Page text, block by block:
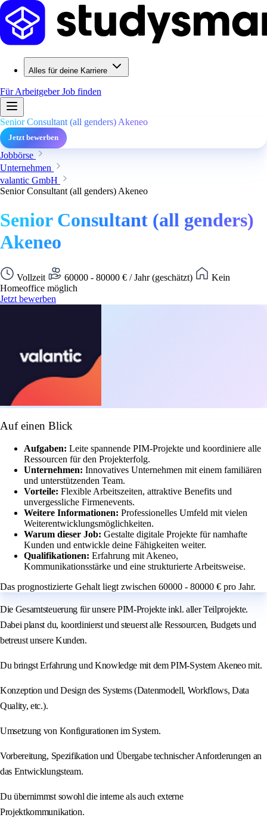
Alles für deine Karriere
Für ArbeitgeberJob finden
Senior Consultant (all genders) Akeneo
Jetzt bewerben
Jobbörse
Unternehmen
valantic GmbH
Senior Consultant (all genders) Akeneo
Senior Consultant (all genders)
Akeneo
Vollzeit 60000 - 80000 € / Jahr (geschätzt)
Kein
Homeoffice möglich
Jetzt bewerben
Auf einen Blick
Aufgaben: Leite spannende PIM-Projekte und koordiniere alle
Ressourcen für den Projekterfolg.
Unternehmen: Innovatives Unternehmen mit einem familiären
und unterstützenden Team.
Vorteile: Flexible Arbeitszeiten, attraktive Benefits und
unvergessliche Firmenevents.
Weitere Informationen: Professionelles Umfeld mit vielen
Weiterentwicklungsmöglichkeiten.
Warum dieser Job: Gestalte digitale Projekte für namhafte
Kunden und entwickle deine Fähigkeiten weiter.
Qualifikationen: Erfahrung mit Akeneo,
Kommunikationsstärke und eine strukturierte Arbeitsweise.
Das prognostizierte Gehalt liegt zwischen 60000 - 80000 € pro Jahr.
Die Gesamtsteuerung für unsere PIM-Projekte inkl. aller Teilprojekte.
Dabei planst du, koordinierst und steuerst alle Ressourcen, Budgets und
betreust unsere Kunden.
Du bringst Erfahrung und Knowledge mit dem PIM-System Akeneo mit.
Konzeption und Design des Systems (Datenmodell, Workflows, Data
Quality, etc.).
Umsetzung von Konfigurationen im System.
Vorbereitung, Spezifikation und Übergabe technischer Anforderungen an
das Entwicklungsteam.
Du übernimmst sowohl die interne als auch externe
Projektkommunikation.